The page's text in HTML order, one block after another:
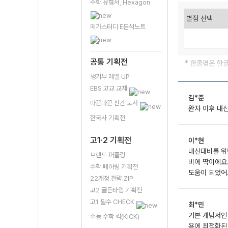
수학 유형서, Hexagon
메가스터디 E분석노트
공통 기획전
생기부 레벨 UP
EBS 고교 교재
따끈따끈 신간 도서
한국사 기획전
고1·2 기획전
브랜드 퍼즐링
수학 페어링 기획전
22개정 전략.ZIP
고2 골든타임 기획전
고1 필수 CHECK
수능 수학 킥(KICK)
* 한줄평은 한
김*준
완자 이후 내
이*현
내신대비를
비에 딱이에
도움이 되었
최*민
기본 개념서
용에 최적화